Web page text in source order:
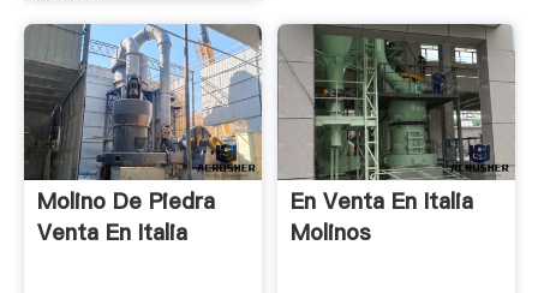
Molino De Piedra
Venta En Italia
En Venta En Italia
Molinos